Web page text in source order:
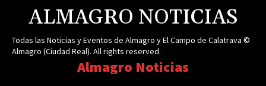
ALMAGRO NOTICIAS
Todas las Noticias y Eventos de Almagro y El Campo de Calatrava ©
Almagro (Ciudad Real). All rights reserved.
Almagro Noticias